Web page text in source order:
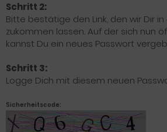
Schritt 2:
Bitte bestätige den Link, den wir Dir in
zukommen lassen. Auf der sich nun
kannst Du ein neues Passwort
Schritt 3:
Logge Dich mit diesem neuen
Sicherheitscode: